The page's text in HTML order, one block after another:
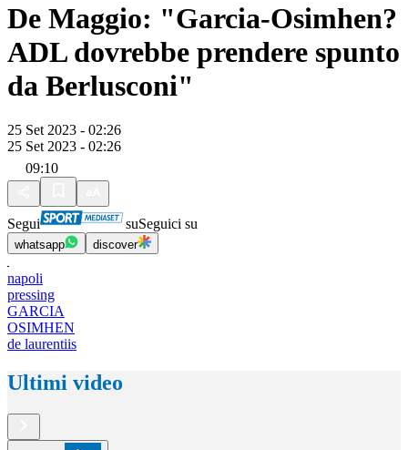
De Maggio: "Garcia-Osimhen?
ADL dovrebbe prendere spunto
da Berlusconi"
25 Set 2023 - 02:26
25 Set 2023 - 02:26
09:10
Segui suSeguici su
whatsapp discover
napoli
pressing
GARCIA
OSIMHEN
de laurentiis
Ultimi video